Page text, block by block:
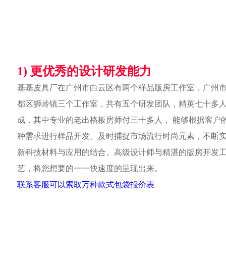
1) 更优秀的设计研发能力
基基皮具厂在广州市白云区有两个样品版房工作室，广州
都区狮岭镇三个工作室，共有五个研发团队，精英七十多
成，其中专业的老出格板房师付三十多人， 能够根据客户
种需求进行样品开发。及时捕捉市场流行时尚元素，不断
新科技材料与应用的结合。高级设计师与精湛的版房开发
艺，将您想要的一一快速度的呈现出来。
联系客服可以索取万种款式包袋报价表